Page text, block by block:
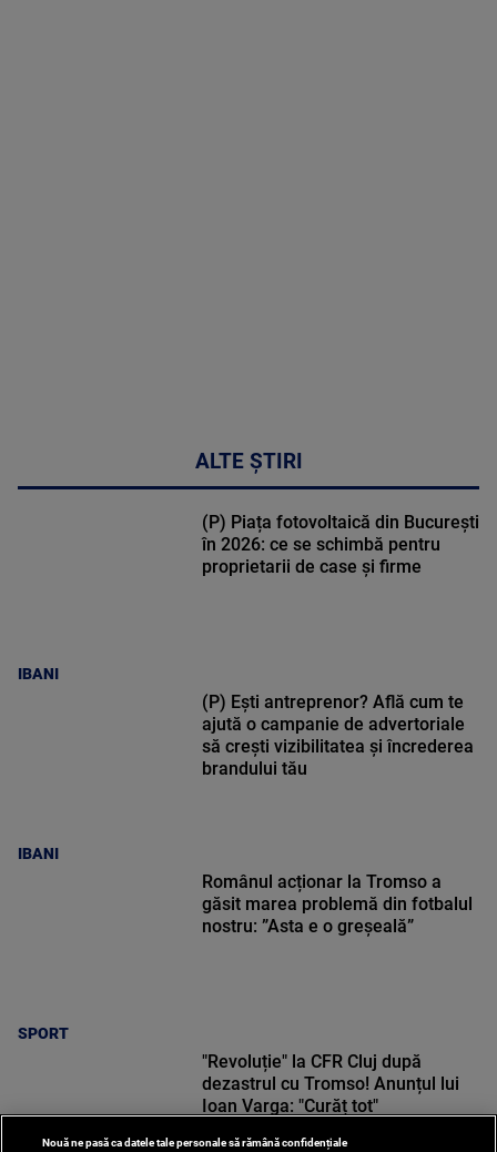
ALTE ȘTIRI
IBANI
(P) Piața fotovoltaică din București
în 2026: ce se schimbă pentru
proprietarii de case și firme
IBANI
(P) Ești antreprenor? Află cum te
ajută o campanie de advertoriale
să crești vizibilitatea și încrederea
brandului tău
SPORT
Românul acționar la Tromso a
găsit marea problemă din fotbalul
nostru: ”Asta e o greșeală”
"Revoluție" la CFR Cluj după
dezastrul cu Tromso! Anunțul lui
Ioan Varga: "Curăț tot"
Nouă ne pasă ca datele tale personale să rămână confidențiale